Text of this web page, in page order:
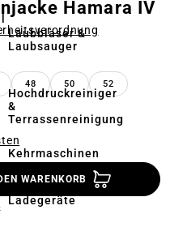
Laubbläser &
Laubsauger
Hochdruckreiniger
&
Terrassenreinigung
Kehrmaschinen
Ladegeräte
Hamara IV
48 50 52
WARENKORB